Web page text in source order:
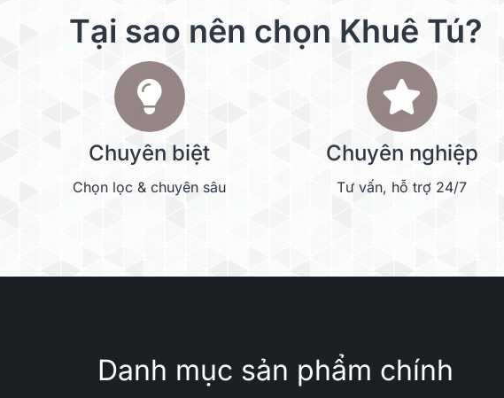
Tại sao nên chọn Khuê Tú?
Chuyên biệt
Chọn lọc & chuyên sâu
Chuyên nghiệp
Tư vấn, hỗ trợ 24/7
Danh mục sản phẩm chính